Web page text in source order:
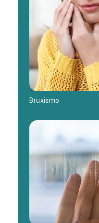
Bruxismo